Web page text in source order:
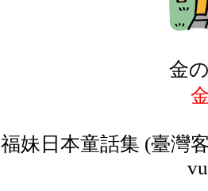
金
福妹日本童話集 (臺灣